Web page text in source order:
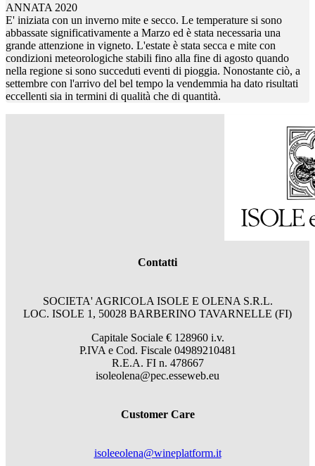
ANNATA 2020
E' iniziata con un inverno mite e secco. Le temperature si sono
abbassate significativamente a Marzo ed è stata necessaria una
grande attenzione in vigneto. L'estate è stata secca e mite con
condizioni meteorologiche stabili fino alla fine di agosto quando
nella regione si sono succeduti eventi di pioggia. Nonostante ciò, a
settembre con l'arrivo del bel tempo la vendemmia ha dato risultati
eccellenti sia in termini di qualità che di quantità.
Contatti
SOCIETA' AGRICOLA ISOLE E OLENA S.R.L.
LOC. ISOLE 1, 50028 BARBERINO TAVARNELLE (FI)
Capitale Sociale € 128960 i.v.
P.IVA e Cod. Fiscale 04989210481
R.E.A. FI n. 478667
isoleolena@pec.esseweb.eu
Customer Care
isoleeolena@wineplatform.it